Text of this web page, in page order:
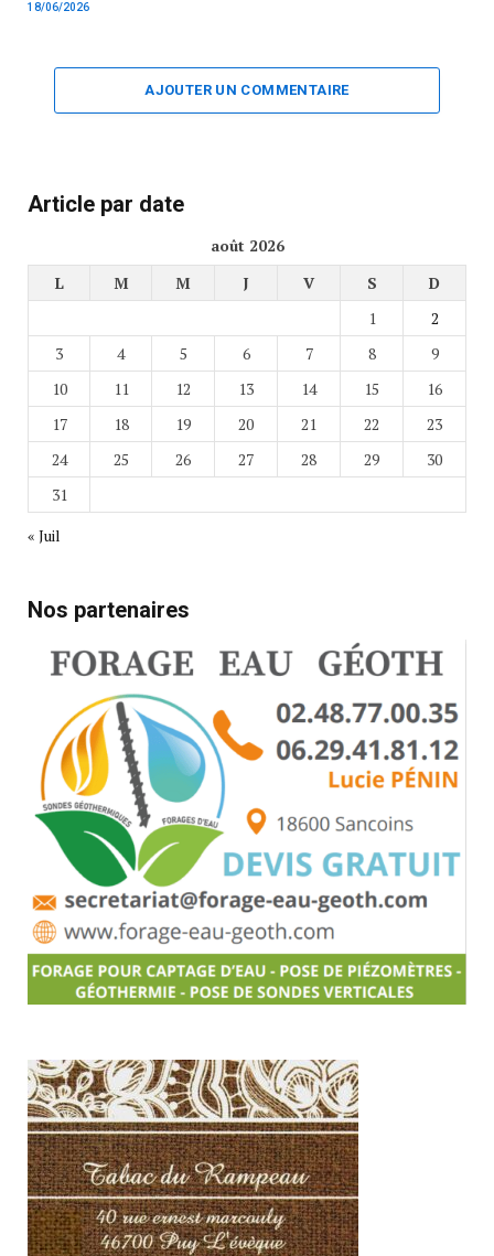
18/06/2026
AJOUTER UN COMMENTAIRE
Article par date
août 2026
L
M M J V S
D
1
2
3
4 5 6 7 8
9
10
11 12 13 14 15
16
17
18 19 20 21 22
23
24
25 26 27 28 29
30
31
« Juil
Nos partenaires